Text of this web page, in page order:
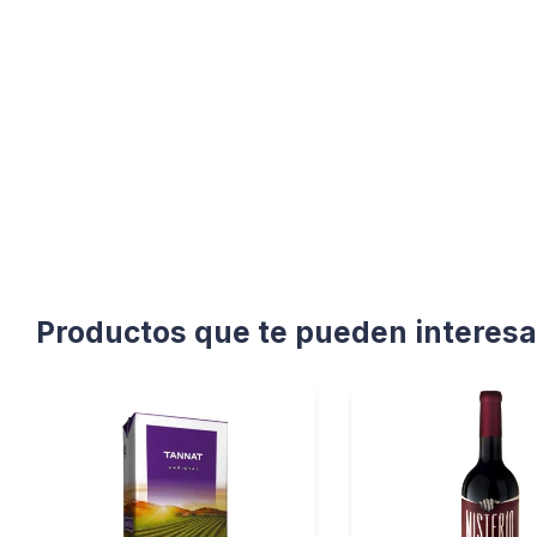
Productos que te pueden